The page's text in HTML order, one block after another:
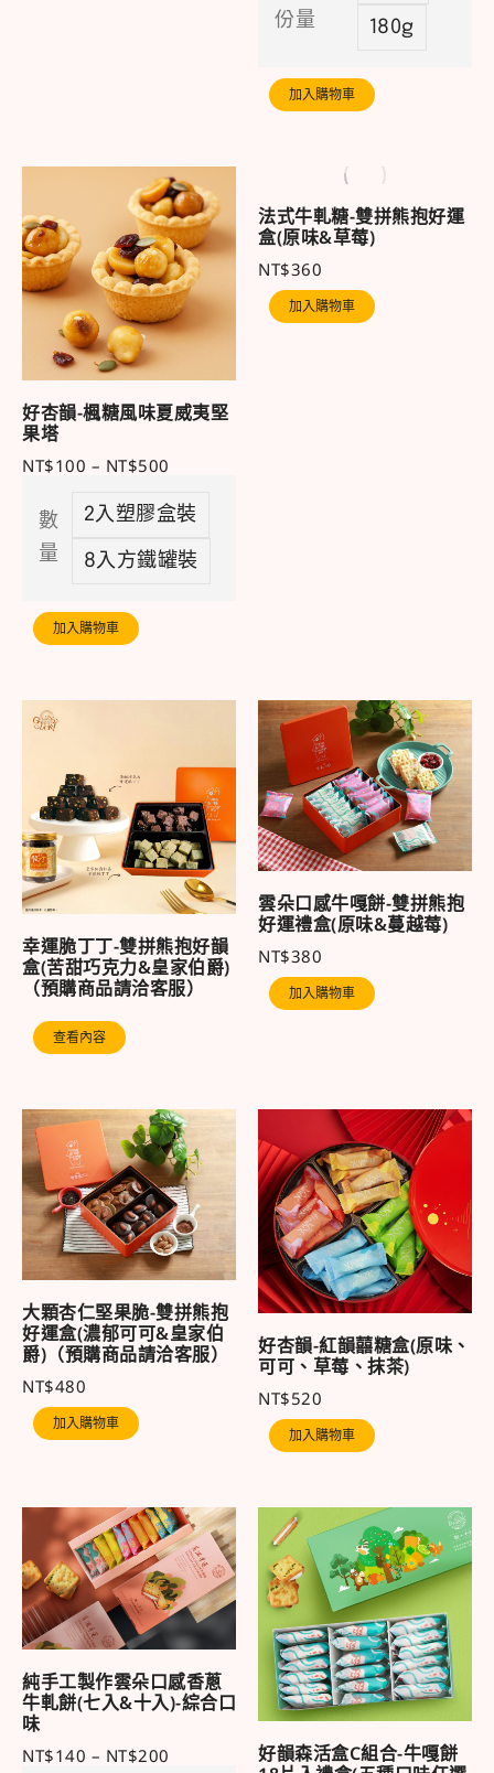
份量
180g
加入購物車
數
量
2入塑膠盒裝
8入方鐵罐裝
好杏韻-楓糖風味夏威夷堅
果塔
NT$100 – NT$500
加入購物車
法式牛軋糖-雙拼熊抱好運
盒(原味&草莓)
NT$360
加入購物車
幸運脆丁丁-雙拼熊抱好韻
盒(苦甜巧克力&皇家伯爵)
（預購商品請洽客服）
查看內容
雲朵口感牛嘎餅-雙拼熊抱
好運禮盒(原味&蔓越莓)
NT$380
加入購物車
大顆杏仁堅果脆-雙拼熊抱
好運盒(濃郁可可&皇家伯
爵)（預購商品請洽客服）
NT$480
加入購物車
好杏韻-紅韻囍糖盒(原味、
可可、草莓、抹茶)
NT$520
加入購物車
純手工製作雲朵口感香蔥
牛軋餅(七入&十入)-綜合口
味
NT$140 – NT$200
好韻森活盒C組合-牛嘎餅